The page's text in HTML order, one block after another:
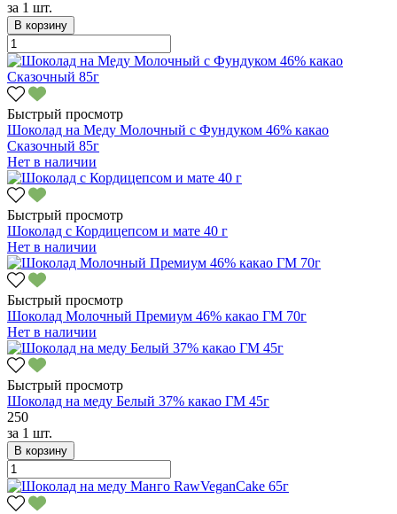
за 1 шт.
В корзину
Быстрый просмотр
Шоколад на Меду Молочный с Фундуком 46% какао
Сказочный 85г
Нет в наличии
Быстрый просмотр
Шоколад с Кордицепсом и мате 40 г
Нет в наличии
Быстрый просмотр
Шоколад Молочный Премиум 46% какао ГМ 70г
Нет в наличии
Быстрый просмотр
Шоколад на меду Белый 37% какао ГМ 45г
250
за 1 шт.
В корзину